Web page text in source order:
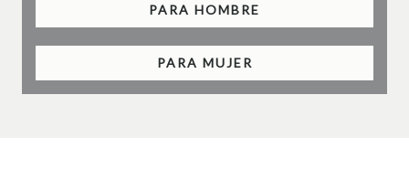
PARA HOMBRE
PARA MUJER